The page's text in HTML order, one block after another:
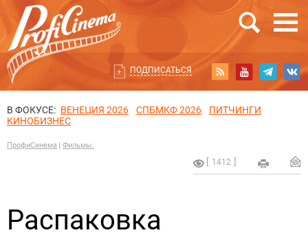
ПОДПИСАТЬСЯ
В ФОКУСЕ: ВЕНЕЦИЯ 2026 СПБМКФ 2026
ПИТЧИНГИ
КИНОБИЗНЕС
ПрофиСинема Фильмы.
1412
Распаковка